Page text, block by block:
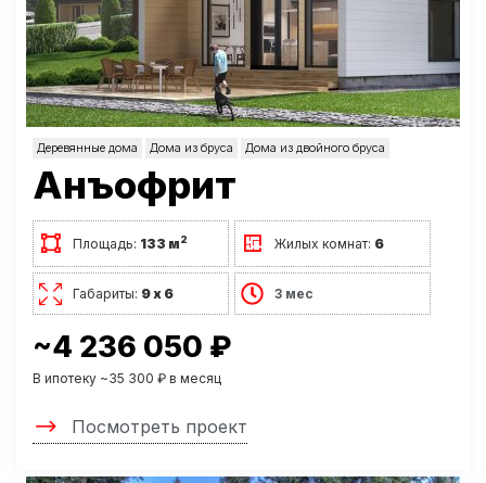
Деревянные дома Дома из бруса Дома из двойного бруса
Анъофрит
Площадь: 133 м2 Жилых комнат: 6
Габариты: 9 х 6 3 мес
~4 236 050 ₽
В ипотеку ~35 300 ₽ в месяц
Посмотреть проект